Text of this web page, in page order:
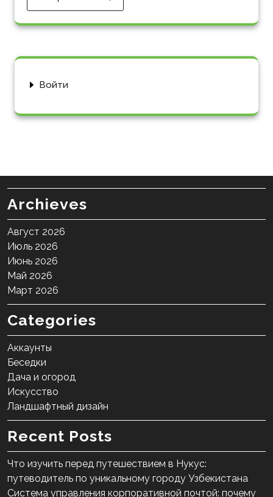
Войти
Archieves
Август 2026
Июль 2026
Июнь 2026
Май 2026
Март 2026
Categories
Аккаунты
Беседки
Дача и огород
Искусство
Ландшафтный дизайн
Recent Posts
Что изучить перед путешествием в Нукус:
путеводитель по уникальному городу Узбекистана
Система управления корпоративной почтой: почему